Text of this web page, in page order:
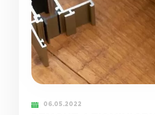
06.05.2022